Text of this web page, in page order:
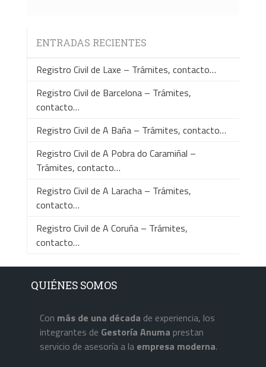
ENTRADAS RECIENTES
Registro Civil de Laxe – Trámites, contacto…
Registro Civil de Barcelona – Trámites,
contacto…
Registro Civil de A Baña – Trámites, contacto…
Registro Civil de A Pobra do Caramiñal –
Trámites, contacto…
Registro Civil de A Laracha – Trámites,
contacto…
Registro Civil de A Coruña – Trámites,
contacto…
QUIÉNES SOMOS
Con más de una década de experiencia, los
integrantes de Gestoría Anuma prestan
servicio de asesoría a la empresa moderna.